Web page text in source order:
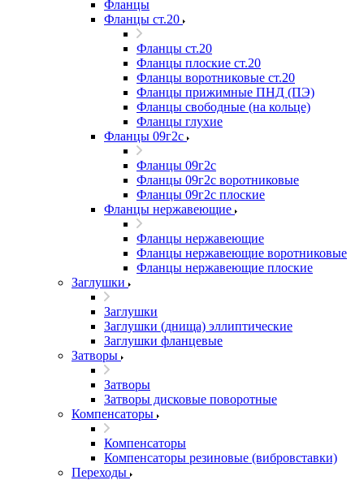
Фланцы
Фланцы ст.20
Фланцы ст.20
Фланцы плоские ст.20
Фланцы воротниковые ст.20
Фланцы прижимные ПНД (ПЭ)
Фланцы свободные (на кольце)
Фланцы глухие
Фланцы 09г2с
Фланцы 09г2с
Фланцы 09г2с воротниковые
Фланцы 09г2с плоские
Фланцы нержавеющие
Фланцы нержавеющие
Фланцы нержавеющие воротниковые
Фланцы нержавеющие плоские
Заглушки
Заглушки
Заглушки (днища) эллиптические
Заглушки фланцевые
Затворы
Затворы
Затворы дисковые поворотные
Компенсаторы
Компенсаторы
Компенсаторы резиновые (вибровставки)
Переходы